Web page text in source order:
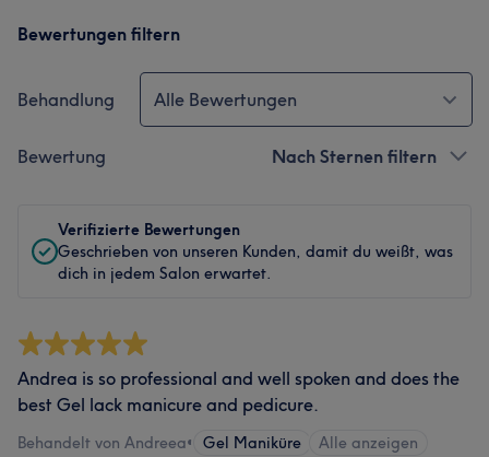
Bewertungen filtern
Behandlung Alle Bewertungen
Bewertung Nach Sternen filtern
Verifizierte Bewertungen
Geschrieben von unseren Kunden, damit du weißt, was
dich in jedem Salon erwartet.
Andrea is so professional and well spoken and does the
best Gel lack manicure and pedicure.
Behandelt von Andreea• Gel Maniküre Alle anzeigen